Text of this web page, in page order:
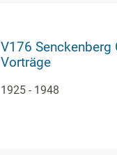
V176 Senckenberg Gesellschaft
Vorträge
1925 - 1948